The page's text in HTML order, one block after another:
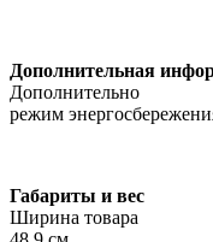
Дополнительная
Дополнительно
режим
Габариты и вес
Ширина товара